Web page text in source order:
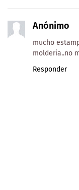
Anónimo
mucho
molderia..no
Responder